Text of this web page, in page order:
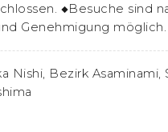
◆Besuche sind
Genehmigung möglich.
Nishi, Bezirk Asaminami,